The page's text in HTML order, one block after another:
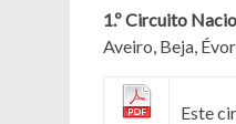
1.º Circuito
Aveiro, Beja,
Este